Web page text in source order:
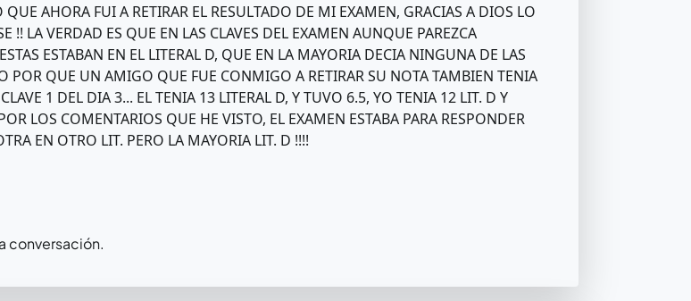
QUE AHORA FUI A RETIRAR EL RESULTADO DE MI EXAMEN, GRACIAS A DIOS LO
!! LA VERDAD ES QUE EN LAS CLAVES DEL EXAMEN AUNQUE PAREZCA
ESTABAN EN EL LITERAL D, QUE EN LA MAYORIA DECIA NINGUNA DE LAS
POR QUE UN AMIGO QUE FUE CONMIGO A RETIRAR SU NOTA TAMBIEN TENIA
1 DEL DIA 3... EL TENIA 13 LITERAL D, Y TUVO 6.5, YO TENIA 12 LIT. D Y
LOS COMENTARIOS QUE HE VISTO, EL EXAMEN ESTABA PARA RESPONDER
EN OTRO LIT. PERO LA MAYORIA LIT. D !!!!
conversación.